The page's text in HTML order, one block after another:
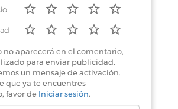
no aparecerá en el comentario,
para enviar publicidad.
un mensaje de activación.
que ya te encuentres
favor de Iniciar sesión.